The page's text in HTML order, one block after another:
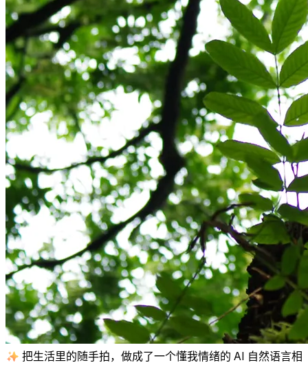
✨ 把生活里的随手拍，做成了一个懂我情绪的 AI 自然语言相